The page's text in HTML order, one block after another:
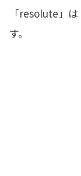
「resolute」
す。